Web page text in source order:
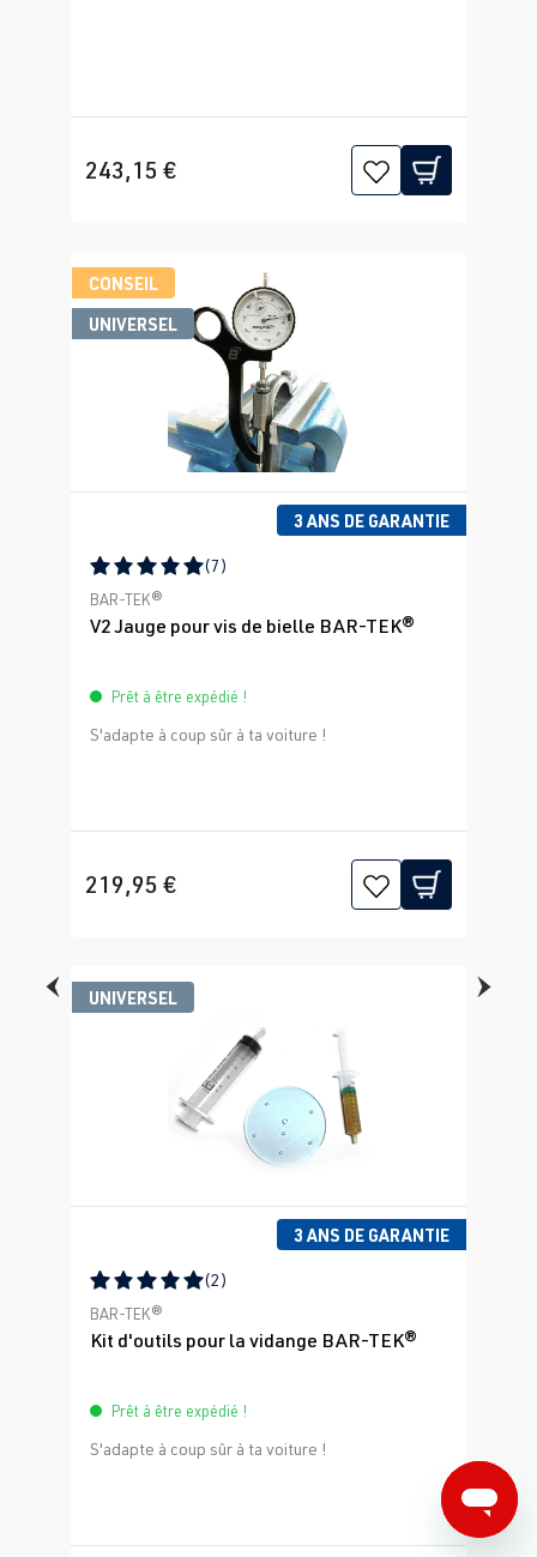
243,15 €
CONSEIL
UNIVERSEL
3 ANS DE GARANTIE
Note moyenne de 5 sur 5 étoiles
(7)
BAR-TEK®
V2 Jauge pour vis de bielle BAR-TEK®
Prêt à être expédié !
S'adapte à coup sûr à ta voiture !
219,95 €
UNIVERSEL
3 ANS DE GARANTIE
Note moyenne de 5 sur 5 étoiles
(2)
BAR-TEK®
Kit d'outils pour la vidange BAR-TEK®
Prêt à être expédié !
S'adapte à coup sûr à ta voiture !